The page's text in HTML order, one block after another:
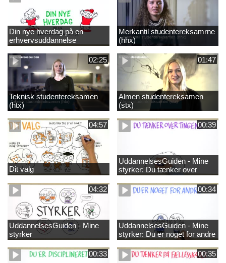
Din nye hverdag på en
erhvervsuddannelse
Merkantil studentereksamrne
(hhx)
02:25
Teknisk studentereksamen
(htx)
01:47
Almen studentereksamen
(stx)
04:57
Dit valg
00:39
UddannelsesGuiden - Mine
styrker: Du tænker over
tingene
04:32
UddannelsesGuiden - Mine
styrker
00:34
UddannelsesGuiden - Mine
styrker: Du er noget for andre
00:33 00:35